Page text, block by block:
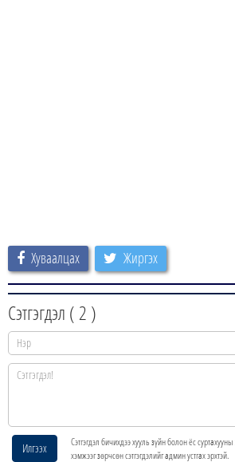
Хуваалцах Жиргэх
Сэтгэгдэл (2 )
Илгээх
Сэтгэгдэл бичихдээ хууль зүйн болон ёс
хэмжээг зөрчсөн сэтгэгдэлийг админ устгах эрхтэй.